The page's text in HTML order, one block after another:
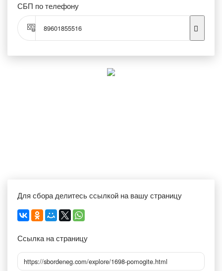
СБП по телефону
89601855516
Для сбора делитесь ссылкой на вашу страницу
Ссылка на страницу
https://sbordeneg.com/explore/1698-pomogite.html